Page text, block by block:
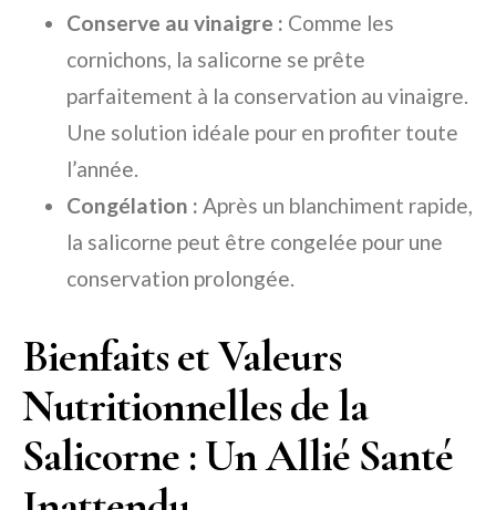
Conserve au vinaigre : Comme les
cornichons, la salicorne se prête
parfaitement à la conservation au vinaigre.
Une solution idéale pour en profiter toute
l’année.
Congélation : Après un blanchiment rapide,
la salicorne peut être congelée pour une
conservation prolongée.
Bienfaits et Valeurs
Nutritionnelles de la
Salicorne : Un Allié Santé